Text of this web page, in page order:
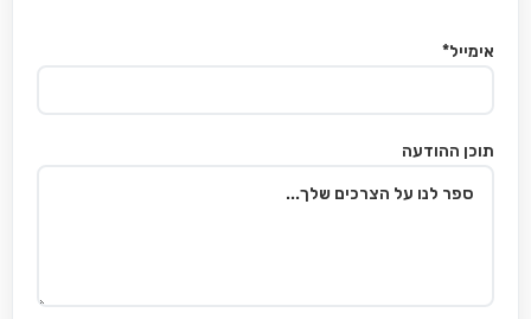
אימייל*
תוכן ההודעה